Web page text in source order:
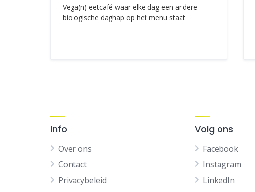
Vega(n) eetcafé waar elke dag een andere
biologische daghap op het menu staat
Info
Over ons
Contact
Privacybeleid
Volg ons
Facebook
Instagram
LinkedIn